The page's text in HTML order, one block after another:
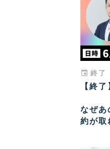
終了
【終
なぜあ
約が取